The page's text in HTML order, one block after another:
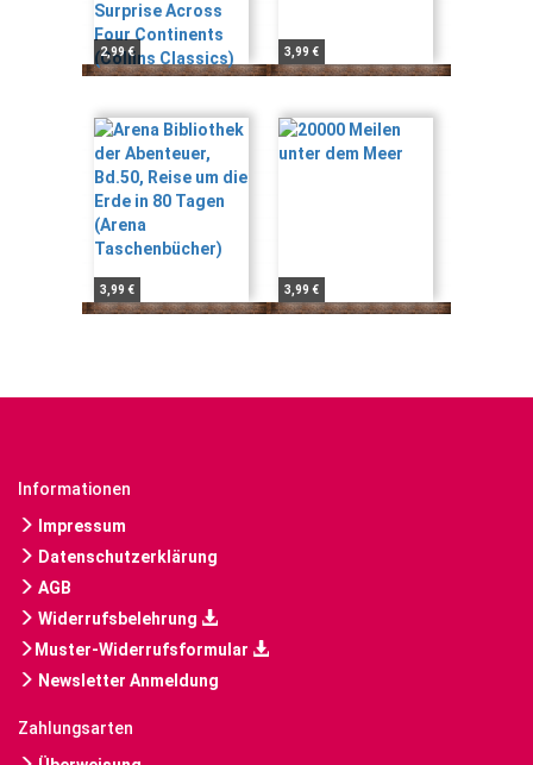
2,99 € 3,99 €
3,99 € 3,99 €
Informationen
Impressum
Datenschutzerklärung
AGB
Widerrufsbelehrung
Muster-Widerrufsformular
Newsletter Anmeldung
Zahlungsarten